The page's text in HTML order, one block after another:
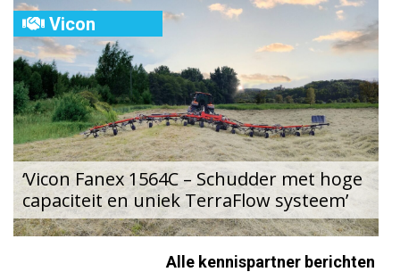
Vicon
‘Vicon Fanex 1564C – Schudder met hoge
capaciteit en uniek TerraFlow systeem’
Alle kennispartner berichten